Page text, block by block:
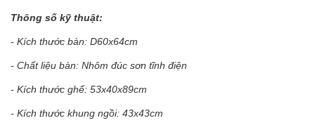
Thông số kỹ thuật:
- Kích thước bàn: D60x64cm
- Chất liệu bàn: Nhôm đúc sơn tĩnh điện
- Kích thước ghế: 53x40x89cm
- Kích thước khung ngồi: 43x43cm